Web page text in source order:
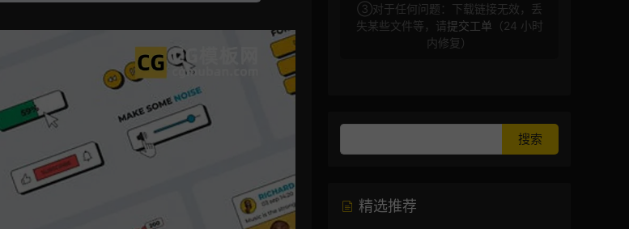
③对于任何问题：下载链接无效，丢
失某些文件等，请提交工单 （24 小时
内修复）
精选推荐